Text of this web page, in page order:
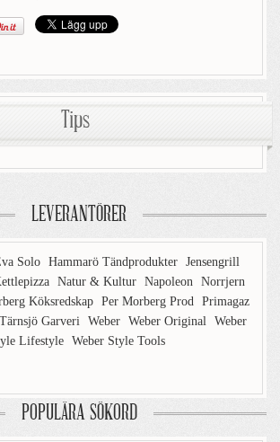
Tips
LEVERANTÖRER
Solo Hammarö Tändprodukter Jensengrill
Natur & Kultur Napoleon Norrjern
Köksredskap Per Morberg Prod Primagaz
Tärnsjö Garveri Weber Weber Original Weber
Lifestyle Weber Style Tools
POPULÄRA SÖKORD